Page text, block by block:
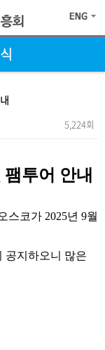
5,224회
투어 안내
스코가 2025년 9월
공지하오니 많은